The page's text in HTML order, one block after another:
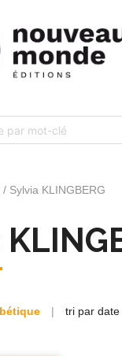
Sylvia KLINGBERG
| tri par